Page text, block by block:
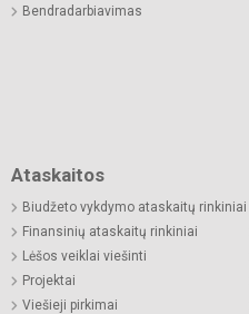
Bendradarbiavimas
Ataskaitos
Biudžeto vykdymo ataskaitų rinkiniai
Finansinių ataskaitų rinkiniai
Lėšos veiklai viešinti
Projektai
Viešieji pirkimai